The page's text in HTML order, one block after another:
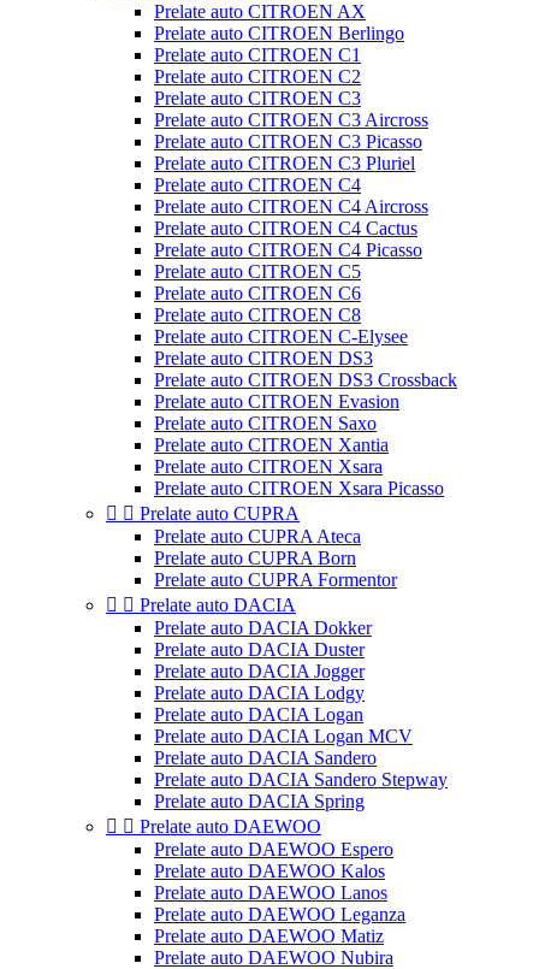
Prelate auto CITROEN AX
Prelate auto CITROEN Berlingo
Prelate auto CITROEN C1
Prelate auto CITROEN C2
Prelate auto CITROEN C3
Prelate auto CITROEN C3 Aircross
Prelate auto CITROEN C3 Picasso
Prelate auto CITROEN C3 Pluriel
Prelate auto CITROEN C4
Prelate auto CITROEN C4 Aircross
Prelate auto CITROEN C4 Cactus
Prelate auto CITROEN C4 Picasso
Prelate auto CITROEN C5
Prelate auto CITROEN C6
Prelate auto CITROEN C8
Prelate auto CITROEN C-Elysee
Prelate auto CITROEN DS3
Prelate auto CITROEN DS3 Crossback
Prelate auto CITROEN Evasion
Prelate auto CITROEN Saxo
Prelate auto CITROEN Xantia
Prelate auto CITROEN Xsara
Prelate auto CITROEN Xsara Picasso
  Prelate auto CUPRA
Prelate auto CUPRA Ateca
Prelate auto CUPRA Born
Prelate auto CUPRA Formentor
  Prelate auto DACIA
Prelate auto DACIA Dokker
Prelate auto DACIA Duster
Prelate auto DACIA Jogger
Prelate auto DACIA Lodgy
Prelate auto DACIA Logan
Prelate auto DACIA Logan MCV
Prelate auto DACIA Sandero
Prelate auto DACIA Sandero Stepway
Prelate auto DACIA Spring
  Prelate auto DAEWOO
Prelate auto DAEWOO Espero
Prelate auto DAEWOO Kalos
Prelate auto DAEWOO Lanos
Prelate auto DAEWOO Leganza
Prelate auto DAEWOO Matiz
Prelate auto DAEWOO Nubira